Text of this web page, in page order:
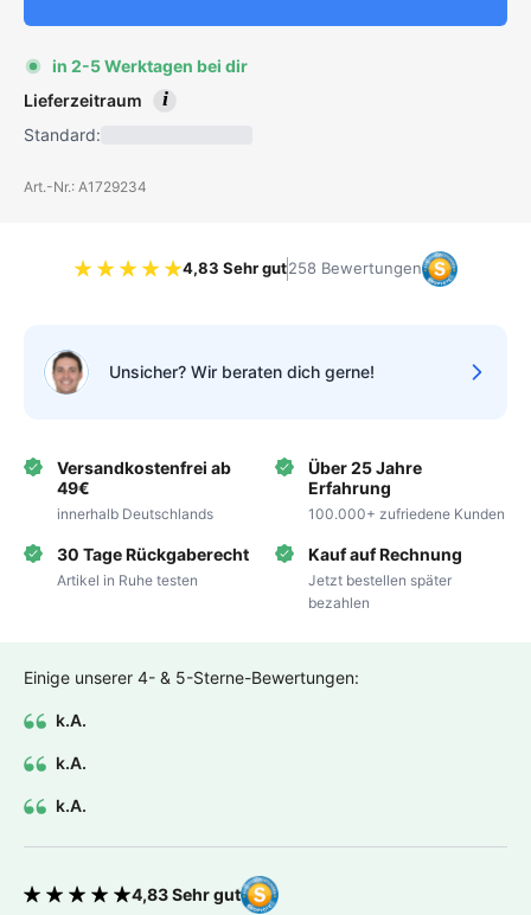
in 2-5 Werktagen bei dir
Lieferzeitraum
i
Standard:
Art.-Nr.: A1729234
Bewertung 4.83 von 5 Sternen
4,83 Sehr gut258 Bewertungen
Unsicher? Wir beraten dich gerne!
Versandkostenfrei ab
49€
innerhalb Deutschlands
Über 25 Jahre
Erfahrung
100.000+ zufriedene Kunden
30 Tage Rückgaberecht
Artikel in Ruhe testen
Kauf auf Rechnung
Jetzt bestellen später
bezahlen
Einige unserer 4- & 5-Sterne-Bewertungen:
k.A.
k.A.
k.A.
Bewertung 4.83 von 5 Sternen
4,83 Sehr gut